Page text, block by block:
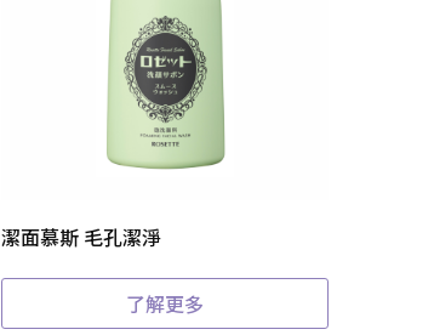
潔面慕斯 毛孔潔淨
了解更多